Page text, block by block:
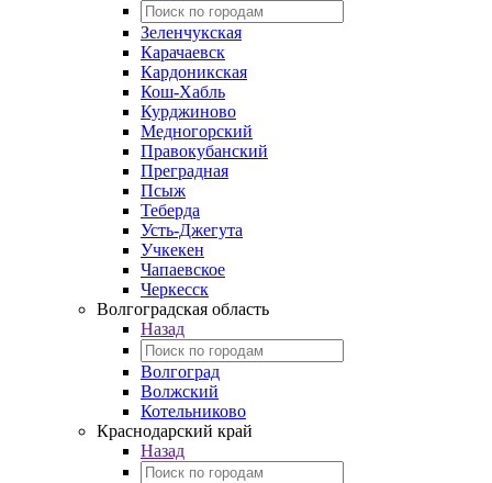
Зеленчукская
Карачаевск
Кардоникская
Кош-Хабль
Курджиново
Медногорский
Правокубанский
Преградная
Псыж
Теберда
Усть-Джегута
Учкекен
Чапаевское
Черкесск
Волгоградская область
Назад
Волгоград
Волжский
Котельниково
Краснодарский край
Назад